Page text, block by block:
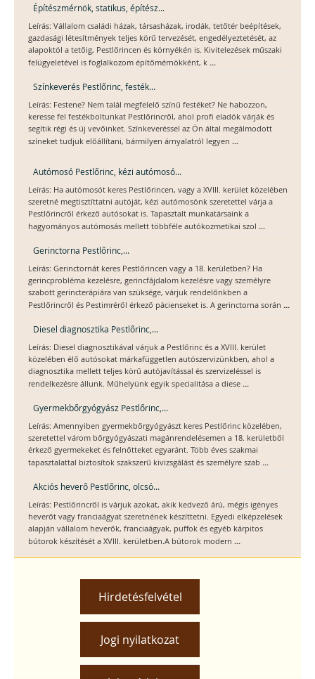
Építészmérnök, statikus, építész...
Leírás: Vállalom családi házak, társasházak, irodák, tetőtér beépítések,
gazdasági létesítmények teljes körű tervezését, engedélyeztetését, az
alapoktól a tetőig, Pestlőrincen és környékén is. Kivitelezések műszaki
felügyeletével is foglalkozom építőmérnökként, k ...
Színkeverés Pestlőrinc, festék...
Leírás: Festene? Nem talál megfelelő színű festéket? Ne habozzon,
keresse fel festékboltunkat Pestlőrincről, ahol profi eladók várják és
segítik régi és új vevőinket. Színkeveréssel az Ön által megálmodott
színeket tudjuk előállítani, bármilyen árnyalatról legyen ...
Autómosó Pestlőrinc, kézi autómosó...
Leírás: Ha autómosót keres Pestlőrincen, vagy a XVIII. kerület közelében
szeretné megtisztíttatni autóját, kézi autómosónk szeretettel várja a
Pestlőrincről érkező autósokat is. Tapasztalt munkatársaink a
hagyományos autómosás mellett többféle autókozmetikai szol ...
Gerinctorna Pestlőrinc,...
Leírás: Gerinctornát keres Pestlőrincen vagy a 18. kerületben? Ha
gerincprobléma kezelésre, gerincfájdalom kezelésre vagy személyre
szabott gerincterápiára van szüksége, várjuk rendelőnkben a
Pestlőrincről és Pestimréről érkező pácienseket is. A gerinctorna során ...
Diesel diagnosztika Pestlőrinc,...
Leírás: Diesel diagnosztikával várjuk a Pestlőrinc és a XVIII. kerület
közelében élő autósokat márkafüggetlen autószervizünkben, ahol a
diagnosztika mellett teljes körű autójavítással és szervizeléssel is
rendelkezésre állunk. Műhelyünk egyik specialitása a diese ...
Gyermekbőrgyógyász Pestlőrinc,...
Leírás: Amennyiben gyermekbőrgyógyászt keres Pestlőrinc közelében,
szeretettel várom bőrgyógyászati magánrendelésemen a 18. kerületből
érkező gyermekeket és felnőtteket egyaránt. Több éves szakmai
tapasztalattal biztosítok szakszerű kivizsgálást és személyre szab ...
Akciós heverő Pestlőrinc, olcsó...
Leírás: Pestlőrincről is várjuk azokat, akik kedvező árú, mégis igényes
heverőt vagy franciaágyat szeretnének készíttetni. Egyedi elképzelések
alapján vállalom heverők, franciaágyak, puffok és egyéb kárpitos
bútorok készítését a XVIII. kerületben.A bútorok modern ...
Hirdetésfelvétel
Jogi nyilatkozat